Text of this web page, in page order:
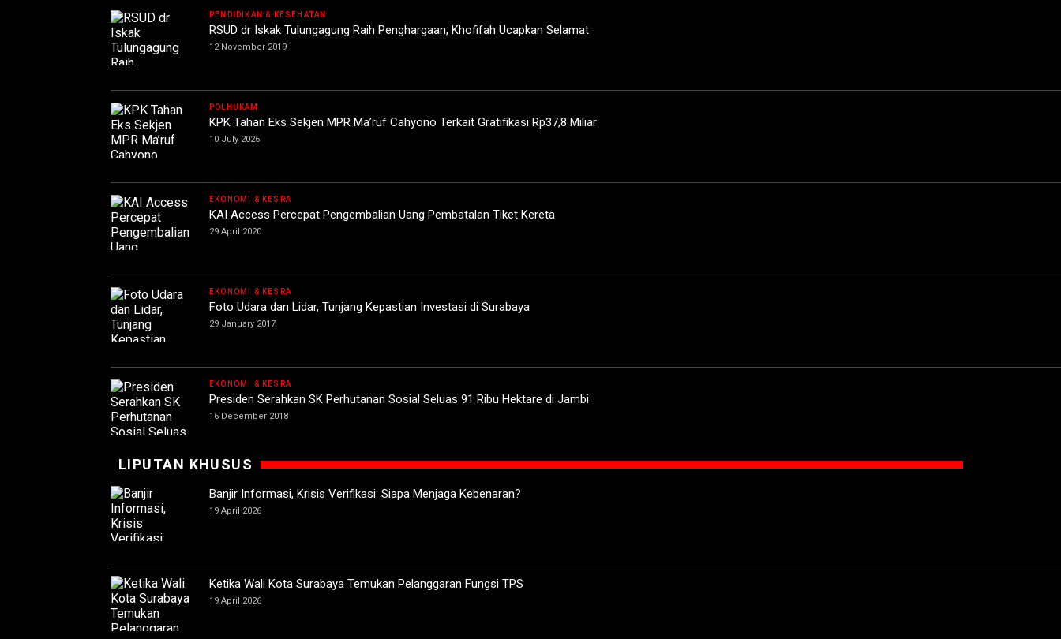
PENDIDIKAN & KESEHATAN
RSUD dr Iskak Tulungagung Raih Penghargaan, Khofifah Ucapkan Selamat
12 November 2019
POLHUKAM
KPK Tahan Eks Sekjen MPR Ma’ruf Cahyono Terkait Gratifikasi Rp37,8 Miliar
10 July 2026
EKONOMI & KESRA
KAI Access Percepat Pengembalian Uang Pembatalan Tiket Kereta
29 April 2020
EKONOMI & KESRA
Foto Udara dan Lidar, Tunjang Kepastian Investasi di Surabaya
29 January 2017
EKONOMI & KESRA
Presiden Serahkan SK Perhutanan Sosial Seluas 91 Ribu Hektare di Jambi
16 December 2018
LIPUTAN KHUSUS
Banjir Informasi, Krisis Verifikasi: Siapa Menjaga Kebenaran?
19 April 2026
Ketika Wali Kota Surabaya Temukan Pelanggaran Fungsi TPS
19 April 2026